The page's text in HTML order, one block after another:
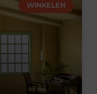
WINKELEN